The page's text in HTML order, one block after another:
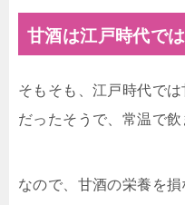
甘酒は江戸時代で
そもそも、江戸時代では
だったそうで、常温で飲
なので、甘酒の栄養を